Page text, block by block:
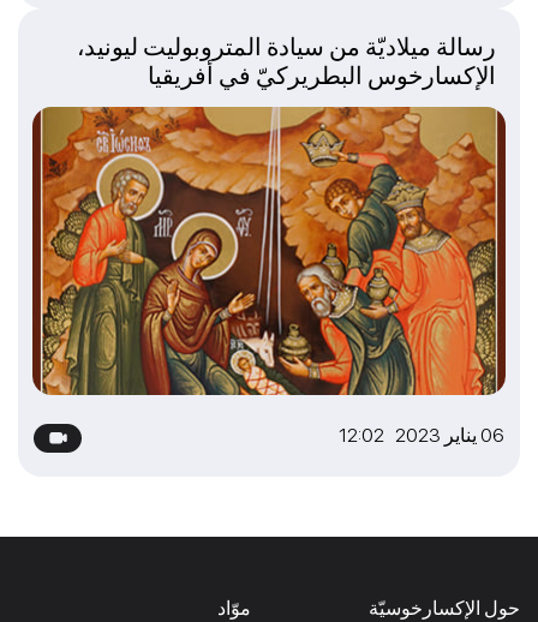
06 يناير 2023 12:02
رسالة ميلاديّة من سيادة المتروبوليت ليونيد،
الإكسارخوس البطريركيّ في أفريقيا
حول الإكسارخوسيّة موّاد